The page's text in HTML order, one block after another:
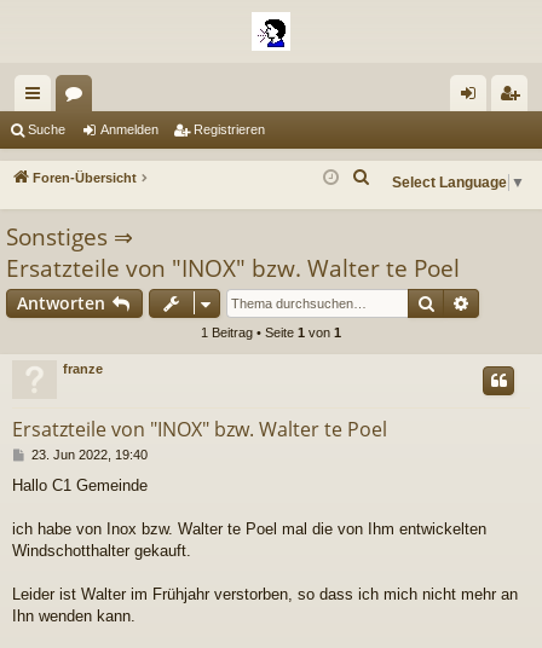
ch
ne
ug
riff
en m ist
Suche Anmelden Registrieren
Foren-Übersicht Select Language ▼
Sonstiges ⇒
Ersatzteile von "INOX" bzw. Walter te Poel
Antworten Suche
1 Beitrag • Seite 1 von 1
franze
Ersatzteile von "INOX" bzw. Walter te Poel
B
i
r
a
23. Jun 2022, 19:40
Hallo C1 Gemeinde
ich habe von Inox bzw. Walter te Poel mal die von Ihm entwickelten
Windschotthalter gekauft.
Leider ist Walter im Frühjahr verstorben, so dass ich mich nicht mehr an
Ihn wenden kann.